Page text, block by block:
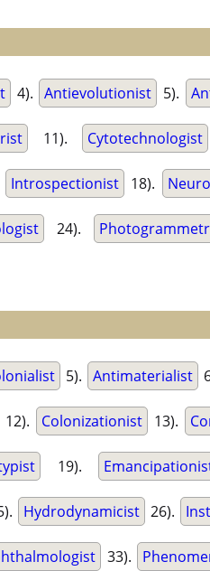
4). Antievolutionist 5).
11). Cytotechnologist
Introspectionist 18).
24).
5). Antimaterialist
12). Colonizationist 13).
19).
Hydrodynamicist 26).
33).